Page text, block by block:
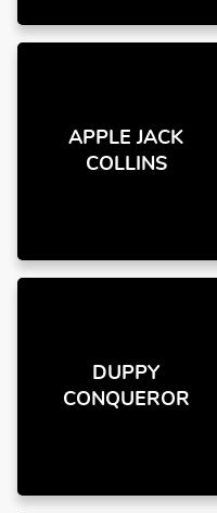
APPLE JACK
COLLINS
DUPPY
CONQUEROR